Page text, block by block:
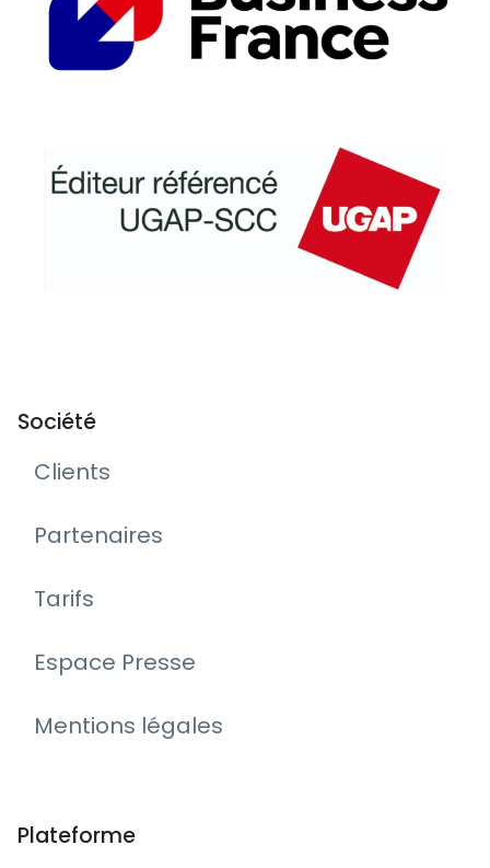
Société
Clients
Partenaires
Tarifs
Espace Presse
Mentions légales
Plateforme